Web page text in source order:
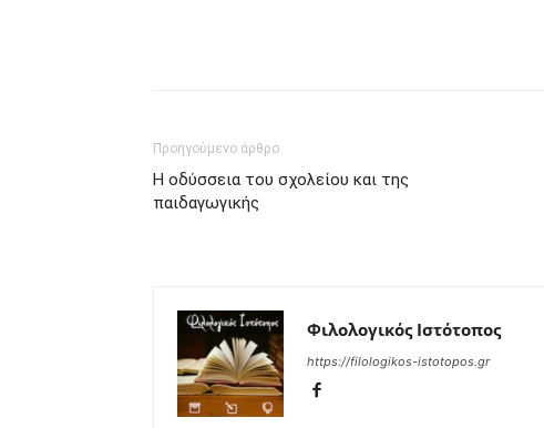
Προηγούμενο άρθρο
Η οδύσσεια του σχολείου και της
παιδαγωγικής
Φιλολογικός Ιστότοπος
https://filologikos-istotopos.gr